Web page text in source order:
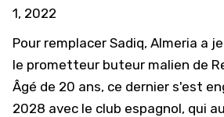
1, 2022
Pour remplacer Sadiq, Almeria a
le prometteur buteur malien de
Âgé de 20 ans, ce dernier s'est
2028 avec le club espagnol, qui